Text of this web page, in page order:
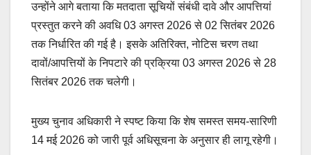
उन्होंने आगे बताया कि मतदाता सूचियों संबंधी दावे और आपत्तियां
प्रस्तुत करने की अवधि 03 अगस्त 2026 से 02 सितंबर 2026
तक निर्धारित की गई है। इसके अतिरिक्त, नोटिस चरण तथा
दावों/आपत्तियों के निपटारे की प्रक्रिया 03 अगस्त 2026 से 28
सितंबर 2026 तक चलेगी।
मुख्य चुनाव अधिकारी ने स्पष्ट किया कि शेष समस्त समय-सारिणी
14 मई 2026 को जारी पूर्व अधिसूचना के अनुसार ही लागू रहेगी।